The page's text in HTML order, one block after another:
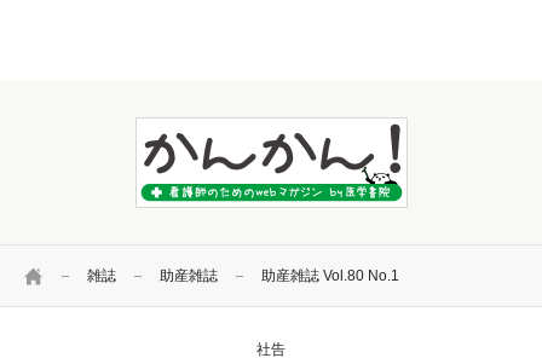
HOME 雑誌 助産雑誌 助産雑誌 Vol.80 No.1
社告